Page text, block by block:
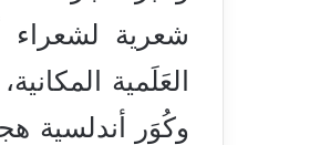
شعرية لشعراء
العَلَمية
وكُوَر أندلسية